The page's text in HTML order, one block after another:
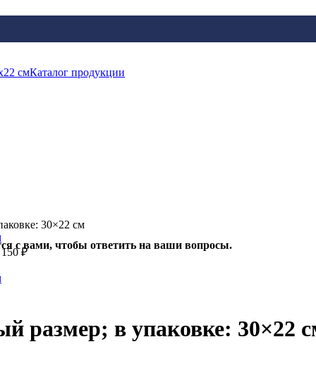
с вами, чтобы ответить на ваши вопросы.
Каталог продукции
30×22 см
150₽
размер; в упаковке: 30×22